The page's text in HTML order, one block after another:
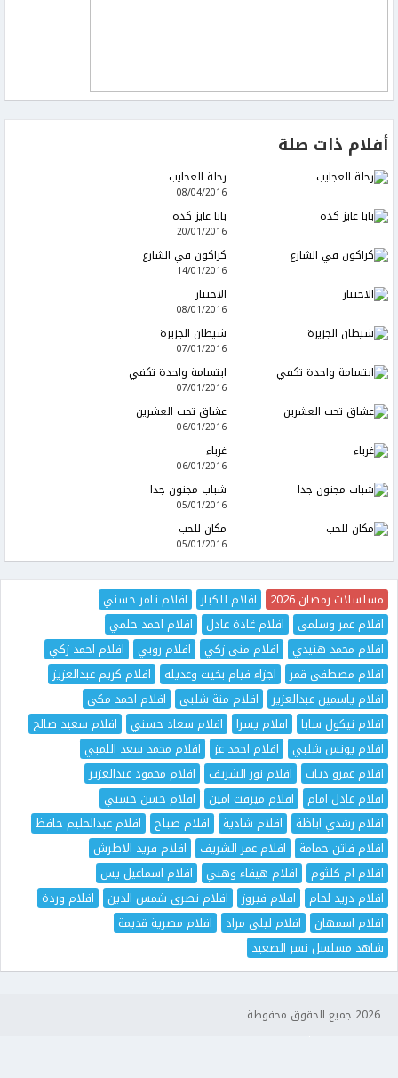
أفلام ذات صلة
رحلة العجايب
08/04/2016
بابا عايز كده
20/01/2016
كراكون في الشارع
14/01/2016
الاختيار
08/01/2016
شيطان الجزيرة
07/01/2016
ابتسامة واحدة تكفي
07/01/2016
عشاق تحت العشرين
06/01/2016
غرباء
06/01/2016
شباب مجنون جدا
05/01/2016
مكان للحب
05/01/2016
مسلسلات رمضان 2026 افلام للكبار
افلام تامر حسني
افلام عمر وسلمى
افلام غادة عادل
افلام احمد حلمي
افلام محمد هنيدي
افلام منى زكي افلام روبي
افلام احمد زكي
افلام مصطفى قمر
اجزاء فيام بخيت وعديله
افلام كريم عبدالعزيز
افلام ياسمين عبدالعزيز
افلام منة شلبي
افلام احمد مكي
افلام نيكول سابا
افلام يسرا افلام سعاد حسني
افلام سعيد صالح
افلام يونس شلبي
افلام احمد عز
افلام محمد سعد اللمبي
افلام عمرو دياب
افلام نور الشريف
افلام محمود عبدالعزيز
افلام عادل امام
افلام ميرفت امين
افلام حسن حسني
افلام رشدي اباظة
افلام شادية افلام صباح
افلام عبدالحليم حافظ
افلام فاتن حمامة
افلام عمر الشريف
افلام فريد الاطرش
افلام ام كلثوم
افلام هيفاء وهبي
افلام اسماعيل يس
افلام دريد لحام
افلام فيروز افلام نصرى شمس الدين
افلام وردة
افلام اسمهان
افلام ليلى مراد
افلام مصرية قديمة
شاهد مسلسل نسر الصعيد
2026 جميع الحقوق محفوظة